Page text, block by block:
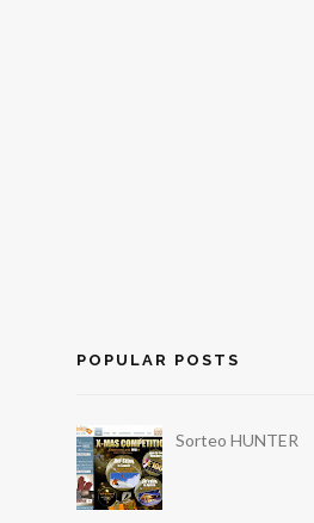
POPULAR POSTS
Sorteo HUNTER